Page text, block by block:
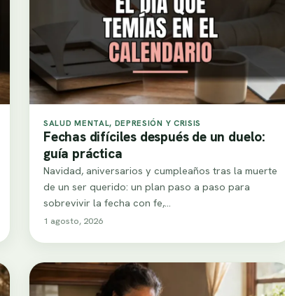
SALUD MENTAL, DEPRESIÓN Y CRISIS
Fechas difíciles después de un duelo:
guía práctica
Navidad, aniversarios y cumpleaños tras la muerte
de un ser querido: un plan paso a paso para
sobrevivir la fecha con fe,…
1 agosto, 2026